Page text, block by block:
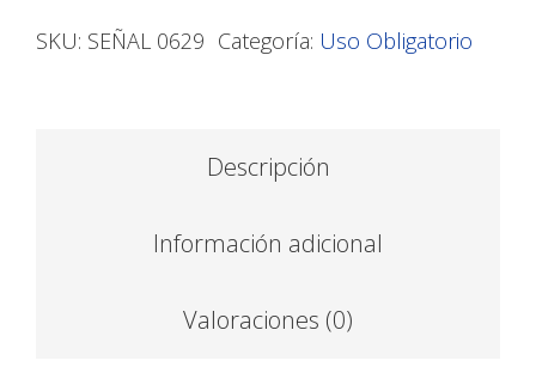
SKU: SEÑAL 0629 Categoría: Uso Obligatorio
Descripción
Información adicional
Valoraciones (0)